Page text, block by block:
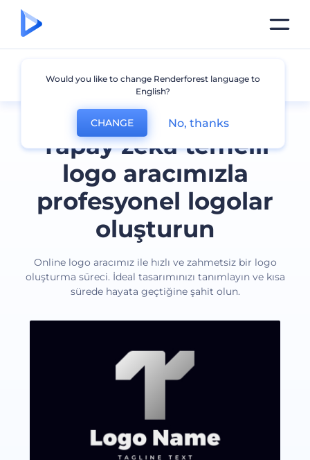
Yapay zeka temelli
logo aracımızla
profesyonel logolar
oluşturun
Online logo aracımız ile hızlı ve zahmetsiz bir logo
oluşturma süreci. İdeal tasarımınızı tanımlayın ve kısa
sürede hayata geçtiğine şahit olun.
Tüm logolar
Would you like to change Renderforest language to
English?
CHANGE No, thanks